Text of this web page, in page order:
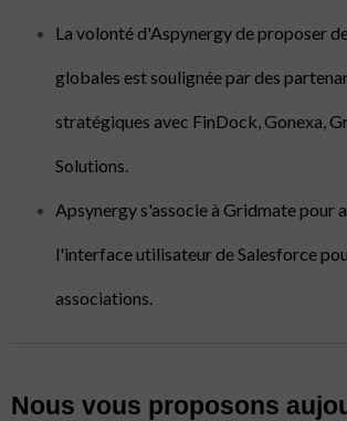
La volonté d'Aspynergy de proposer
globales est soulignée par des
stratégiques avec FinDock, Gonexa,
Solutions.
Apsynergy s'associe à Gridmate pour
l'interface utilisateur de Salesforce
associations.
Nous vous proposons